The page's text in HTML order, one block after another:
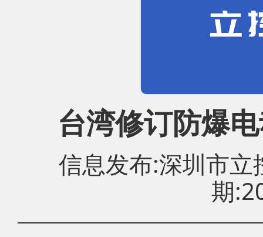
台湾修订防爆
信息发布:深圳市
期